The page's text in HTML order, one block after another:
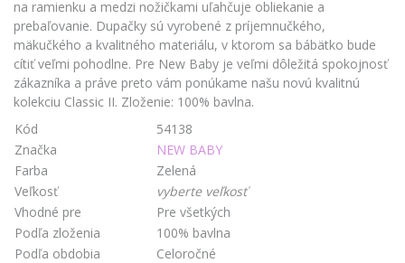
na ramienku a medzi nožičkami uľahčuje obliekanie a
prebaľovanie. Dupačky sú vyrobené z príjemnučkého,
mäkučkého a kvalitného materiálu, v ktorom sa bábätko bude
cítiť veľmi pohodlne. Pre New Baby je veľmi dôležitá spokojnosť
zákazníka a práve preto vám ponúkame našu novú kvalitnú
kolekciu Classic II. Zloženie: 100% bavlna.
Kód
54138
Značka
NEW BABY
Farba
Zelená
Veľkosť
vyberte veľkosť
Vhodné pre
Pre všetkých
Podľa zloženia
100% bavlna
Podľa obdobia
Celoročné